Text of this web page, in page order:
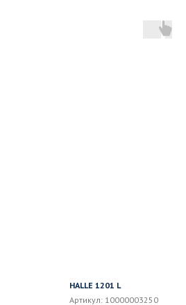
HALLE 1201 L
Артикул: 10000003250